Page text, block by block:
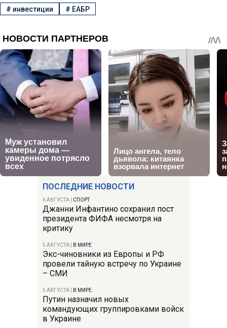
ПОСЛЕДНИЕ НОВОСТИ
6 АВГУСТА СПОРТ
Джанни Инфантино сохранил пост
президента ФИФА несмотря на
критику
5 АВГУСТА В МИРЕ
Экс-чиновники из Европы и РФ
провели тайную встречу по Украине
– СМИ
5 АВГУСТА В МИРЕ
Путин назначил новых
командующих группировками войск
в Украине
# инвестиции # ЕАБР